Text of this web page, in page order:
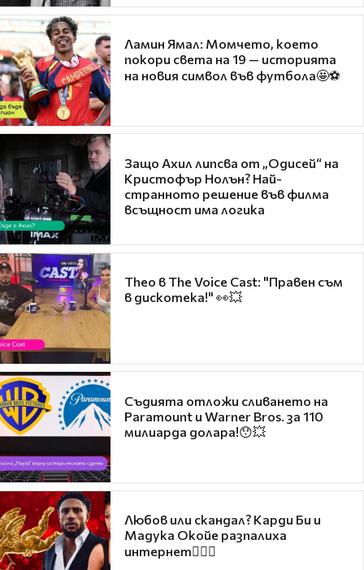
Ламин Ямал: Момчето, което
покори света на 19 — историята
на новия символ във футбола🤩⚽
Защо Ахил липсва от „Одисей“ на
Кристофър Нолън? Най-
странното решение във филма
всъщност има логика
Theo в The Voice Cast: "Правен съм
в дискотека!" 👀💥
Съдията отложи сливането на
Paramount и Warner Bros. за 110
милиарда долара!😯💥
Любов или скандал? Карди Би и
Мадука Окойе разпалиха
интернет❤️‍🔥🔥